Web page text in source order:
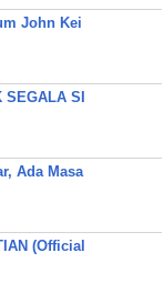
John Kei
SEGALA SI
Ada Masa
(Official